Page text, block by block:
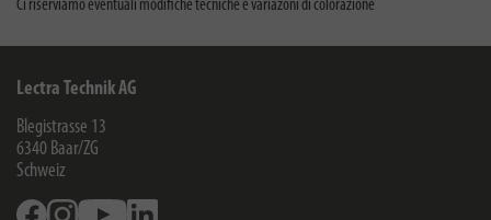
Ci riserviamo eventuali modifiche tecniche e variazoni di colorazione
Lectra Technik AG
Blegistrasse 13
6340 Baar/ZG
Schweiz
FacebookInstagramYoutube